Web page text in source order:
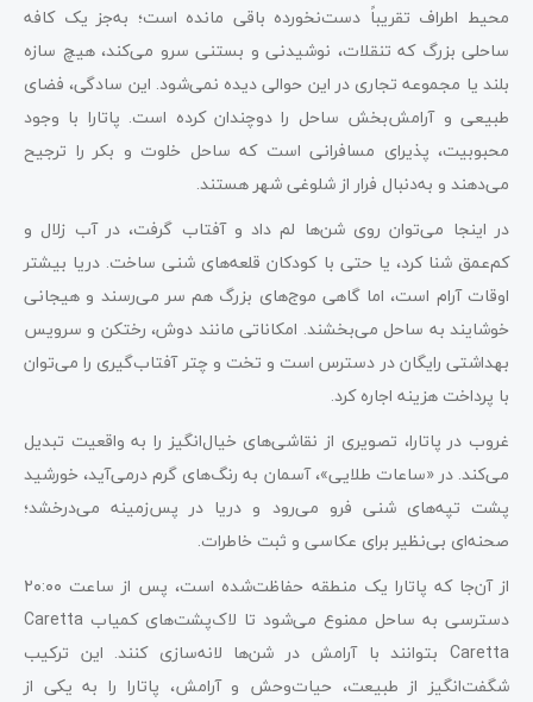
محیط اطراف تقریباً دست‌نخورده باقی مانده است؛ به‌جز یک کافه
ساحلی بزرگ که تنقلات، نوشیدنی و بستنی سرو می‌کند، هیچ سازه
بلند یا مجموعه تجاری در این حوالی دیده نمی‌شود. این سادگی، فضای
طبیعی و آرامش‌بخش ساحل را دوچندان کرده است. پاتارا با وجود
محبوبیت، پذیرای مسافرانی است که ساحل خلوت و بکر را ترجیح
می‌دهند و به‌دنبال فرار از شلوغی شهر هستند.
در اینجا می‌توان روی شن‌ها لم داد و آفتاب گرفت، در آب زلال و
کم‌عمق شنا کرد، یا حتی با کودکان قلعه‌های شنی ساخت. دریا بیشتر
اوقات آرام است، اما گاهی موج‌های بزرگ هم سر می‌رسند و هیجانی
خوشایند به ساحل می‌بخشند. امکاناتی مانند دوش، رختکن و سرویس
بهداشتی رایگان در دسترس است و تخت و چتر آفتاب‌گیری را می‌توان
با پرداخت هزینه اجاره کرد.
غروب در پاتارا، تصویری از نقاشی‌های خیال‌انگیز را به واقعیت تبدیل
می‌کند. در «ساعات طلایی»، آسمان به رنگ‌های گرم درمی‌آید، خورشید
پشت تپه‌های شنی فرو می‌رود و دریا در پس‌زمینه می‌درخشد؛
صحنه‌ای بی‌نظیر برای عکاسی و ثبت خاطرات.
از آن‌جا که پاتارا یک منطقه حفاظت‌شده است، پس از ساعت ۲۰:۰۰
دسترسی به ساحل ممنوع می‌شود تا لاک‌پشت‌های کمیاب Caretta
Caretta بتوانند با آرامش در شن‌ها لانه‌سازی کنند. این ترکیب
شگفت‌انگیز از طبیعت، حیات‌وحش و آرامش، پاتارا را به یکی از